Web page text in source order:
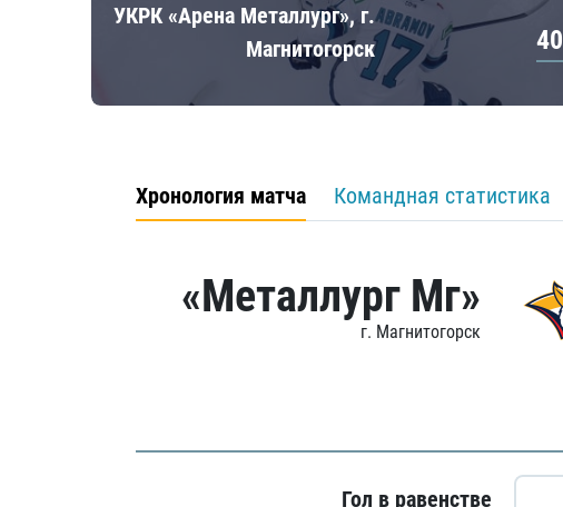
УКРК «Арена Металлург», г.
Магнитогорск
40
Хронология матча Командная статистика
«Металлург Мг»
г. Магнитогорск
Гол в равенстве